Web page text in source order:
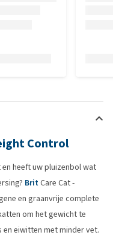
Control
heeft uw pluizenbol wat
BritCare Cat -
en graanvrije complete
om het gewicht te
en eiwitten met minder vet.